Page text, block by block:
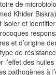
de
Khider
isoler et
et d’origine
de
l’effet des
pathogènes à